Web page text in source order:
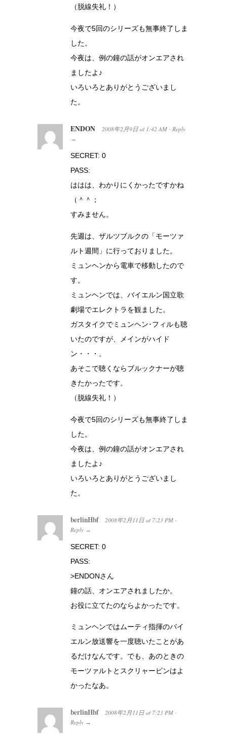
（脱線失礼！）
今夜で5回のシリーズも無事終了しま
した。
今夜は、例の鐘の話がオンエアされ
ましたよ♪
いろいろとありがとうございまし
た。
ENDON 2008年2月9日 at 1:42 AM · Reply
→
SECRET: 0
PASS:
ははは、わかりにくかったですかね
（＾＾；
すみません。
先週は、ザルツブルクの「モーツァ
ルト週間」に行っておりました。
ミュンヘンから電車で移動したので
す。
ミュンヘンでは、バイエルン国立歌
劇場でエレクトラを観ました。
ガスタイクでミュンヘン･フィルも聴
いたのですが、メインがハイド
ン・・・。
あそこで聴くならブルックナーが聴
きたかったです。
（脱線失礼！）
今夜で5回のシリーズも無事終了しま
した。
今夜は、例の鐘の話がオンエアされ
ましたよ♪
いろいろとありがとうございまし
た。
berlinHbf 2008年2月11日 at 7:23 PM ·
Reply →
SECRET: 0
PASS:
>ENDONさん
鐘の話、オンエアされましたか。
お役に立てたのならよかったです。
ミュンヘンではムーティ指揮のバイ
エルン放送響を一度聴いたことがあ
るだけなんです。でも、あのときの
モーツァルトとスクリャービンはよ
かったなあ。
berlinHbf 2008年2月11日 at 7:23 PM ·
Reply →